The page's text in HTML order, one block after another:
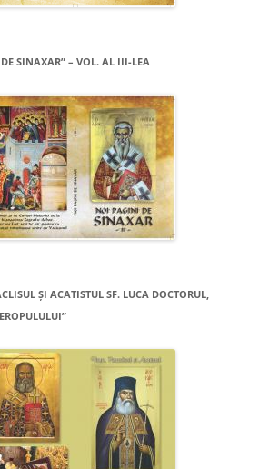
SINAXAR” – VOL. AL III-LEA
ŞI ACATISTUL SF. LUCA DOCTORUL,